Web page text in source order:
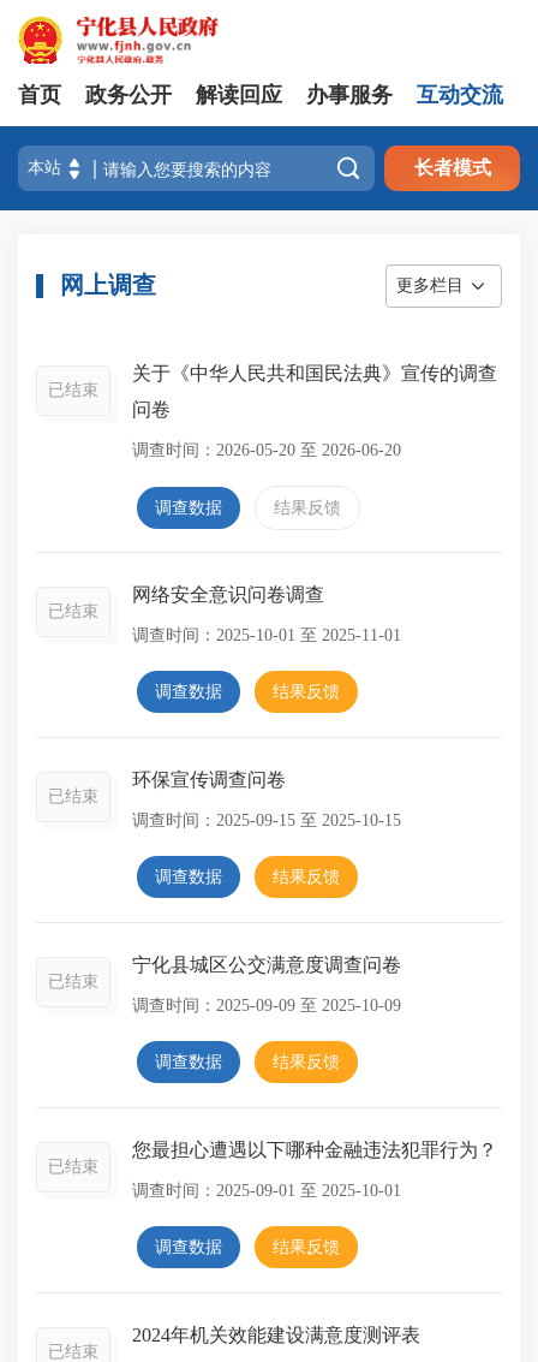
首页 政务公开 解读回应 办事服务 互动交流
 长者模式
网上调查 更多栏目
已结束
关于《中华人民共和国民法典》宣传的调查
问卷
调查时间： 2026-05-20 至 2026-06-20
调查数据 结果反馈
已结束
网络安全意识问卷调查
调查时间： 2025-10-01 至 2025-11-01
调查数据 结果反馈
已结束
环保宣传调查问卷
调查时间： 2025-09-15 至 2025-10-15
调查数据 结果反馈
已结束
宁化县城区公交满意度调查问卷
调查时间： 2025-09-09 至 2025-10-09
调查数据 结果反馈
已结束
您最担心遭遇以下哪种金融违法犯罪行为？
调查时间： 2025-09-01 至 2025-10-01
调查数据 结果反馈
已结束
2024年机关效能建设满意度测评表